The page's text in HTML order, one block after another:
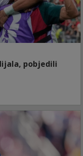
pobjedili